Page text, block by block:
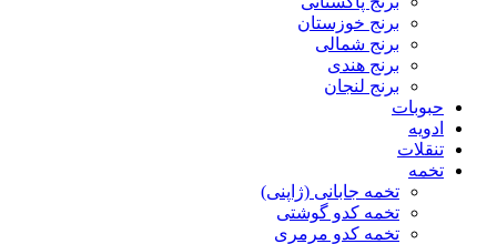
برنج خوزستان
برنج شمالی
برنج هندی
برنج لنجان
حبوبات
ادویه
تنقلات
تخمه
تخمه جابانی (ژاپنی)
تخمه کدو گوشتی
تخمه کدو مرمری